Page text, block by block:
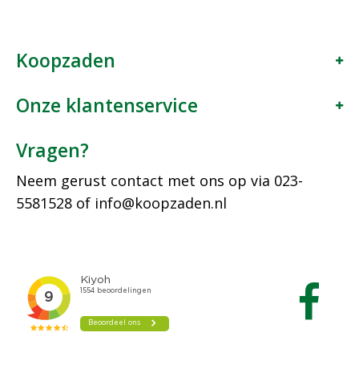
Koopzaden
Onze klantenservice
Vragen?
Neem gerust contact met ons op via 023-
5581528 of info@koopzaden.nl